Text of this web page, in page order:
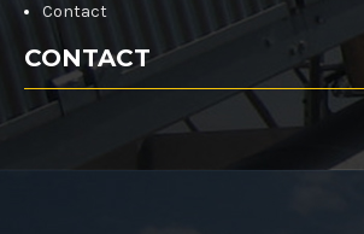
Contact
CONTACT